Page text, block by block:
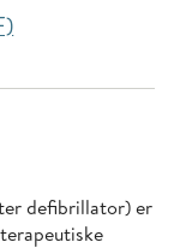
defibrillator) er